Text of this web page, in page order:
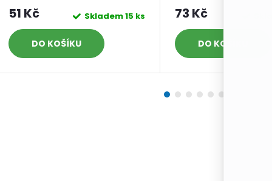
51 Kč Skladem15 ks
DO KOŠÍKU
73 Kč
DO KOŠÍKU